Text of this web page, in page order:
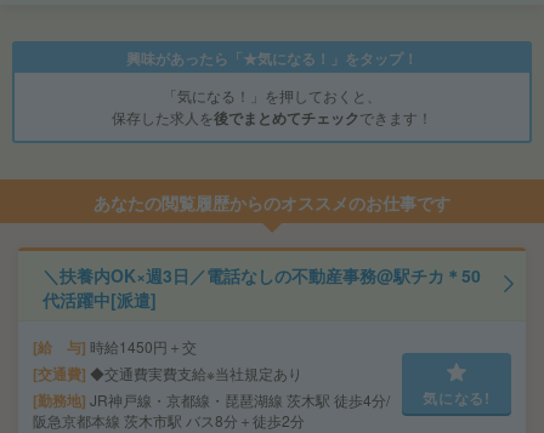
興味があったら「★気になる！」をタップ！
「気になる！」を押しておくと、
保存した求人を後でまとめてチェックできます！
あなたの閲覧履歴からのオススメのお仕事です
＼扶養内OK×週3日／電話なしの不動産事務@駅チカ＊50
代活躍中[派遣]
給 与 時給1450円＋交
交通費 ◆交通費実費支給※当社規定あり
勤務地 JR神戸線・京都線・琵琶湖線 茨木駅 徒歩4分/
阪急京都本線 茨木市駅 バス8分＋徒歩2分
気になる!